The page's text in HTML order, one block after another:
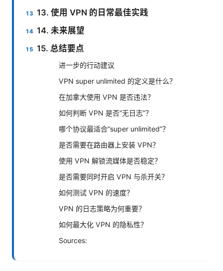
13. 使用 VPN 的日常最佳实践
14. 未来展望
15. 总结要点
进一步的行动建议
VPN super unlimited 的定义是什么？
在加拿大使用 VPN 是否违法？
如何判断 VPN 是否“无日志”？
哪个协议最适合“super unlimited”？
是否需要在路由器上安装 VPN？
使用 VPN 解锁流媒体是否稳定？
是否需要同时开启 VPN 与杀开关？
如何测试 VPN 的速度？
VPN 的日志策略为何重要？
如何最大化 VPN 的隐私性？
Sources: